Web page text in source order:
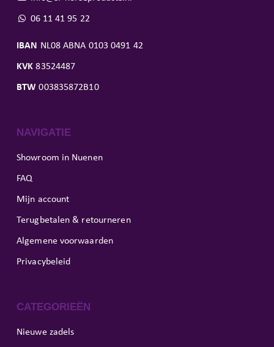
06 11 41 95 22
IBAN NL08 ABNA 0103 0491 42
KVK 83524487
BTW 003835872B10
NAVIGATIE
Showroom in Nuenen
FAQ
Mijn account
Terugbetalen & retourneren
Algemene voorwaarden
Privacybeleid
CATEGORIEËN
Nieuwe zadels